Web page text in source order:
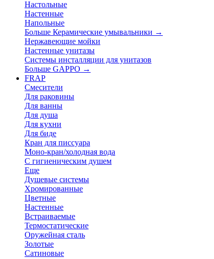
Настольные
Настенные
Напольные
Больше Керамические умывальники →
Нержавеющие мойки
Настенные унитазы
Системы инсталляции для унитазов
Больше GAPPO →
FRAP
Смесители
Для раковины
Для ванны
Для душа
Для кухни
Для биде
Кран для писсуара
Моно-кран/холодная вода
С гигиеническим душем
Еще
Душевые системы
Хромированные
Цветные
Настенные
Встраиваемые
Термостатические
Оружейная сталь
Золотые
Сатиновые